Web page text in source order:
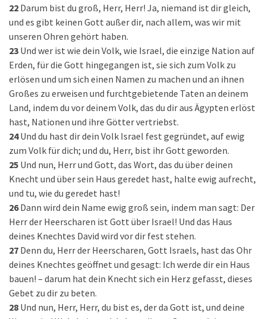
22 Darum bist du groß, Herr, Herr! Ja, niemand ist dir gleich,
und es gibt keinen Gott außer dir, nach allem, was wir mit
unseren Ohren gehört haben.
23 Und wer ist wie dein Volk, wie Israel, die einzige Nation auf
Erden, für die Gott hingegangen ist, sie sich zum Volk zu
erlösen und um sich einen Namen zu machen und an ihnen
Großes zu erweisen und furchtgebietende Taten an deinem
Land, indem du vor deinem Volk, das du dir aus Ägypten erlöst
hast, Nationen und ihre Götter vertriebst.
24 Und du hast dir dein Volk Israel fest gegründet, auf ewig
zum Volk für dich; und du, Herr, bist ihr Gott geworden.
25 Und nun, Herr und Gott, das Wort, das du über deinen
Knecht und über sein Haus geredet hast, halte ewig aufrecht,
und tu, wie du geredet hast!
26 Dann wird dein Name ewig groß sein, indem man sagt: Der
Herr der Heerscharen ist Gott über Israel! Und das Haus
deines Knechtes David wird vor dir fest stehen.
27 Denn du, Herr der Heerscharen, Gott Israels, hast das Ohr
deines Knechtes geöffnet und gesagt: Ich werde dir ein Haus
bauen! – darum hat dein Knecht sich ein Herz gefasst, dieses
Gebet zu dir zu beten.
28 Und nun, Herr, Herr, du bist es, der da Gott ist, und deine